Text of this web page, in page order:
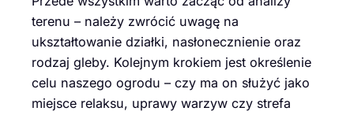
terenu – należy zwrócić uwagę na
ukształtowanie działki, nasłonecznienie oraz
rodzaj gleby. Kolejnym krokiem jest określenie
celu naszego ogrodu – czy ma on służyć jako
miejsce relaksu, uprawy warzyw czy strefa